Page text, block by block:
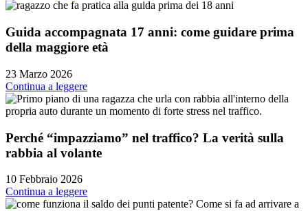
Guida accompagnata 17 anni: come guidare prima
della maggiore età
23 Marzo 2026
Continua a leggere
Perché “impazziamo” nel traffico? La verità sulla
rabbia al volante
10 Febbraio 2026
Continua a leggere